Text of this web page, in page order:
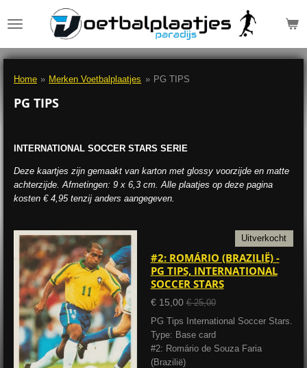
direct
de
Home » Merken Voetbalplaatjes » PG TIPS
PG TIPS
INTERNATIONAL SOCCER STARS SERIE
Deze kaartjes zijn gemaakt van karton met glossy voorzijde en matte
achterzijde. Afmetingen: 9 x 6,3 cm. Alle plaatjes op deze pagina
kosten € 4,95 tenzij anders aangegeven.
Uitverkocht
#2: ROMÁRIO (BRAZILIË) -
PG TIPS, INTERNATIONAL
SOCCER STARS
€ 15,00 € 25,00
PG Tips International Soccer Stars.
Type: Base card
#2: Romário de Souza Faria
(Brazilië)